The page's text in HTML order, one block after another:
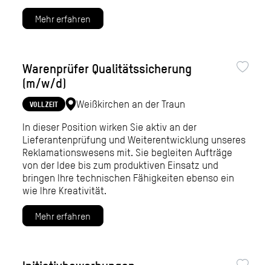
Mehr erfahren
Warenprüfer Qualitätssicherung
(m/w/d)
VOLLZEIT
Weißkirchen an der Traun
In dieser Position wirken Sie aktiv an der
Lieferantenprüfung und Weiterentwicklung unseres
Reklamationswesens mit. Sie begleiten Aufträge
von der Idee bis zum produktiven Einsatz und
bringen Ihre technischen Fähigkeiten ebenso ein
wie Ihre Kreativität.
Mehr erfahren